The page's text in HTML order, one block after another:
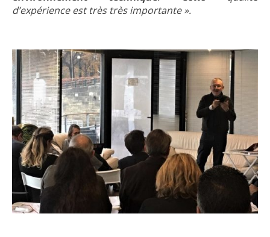
d’expérience est très très importante ».